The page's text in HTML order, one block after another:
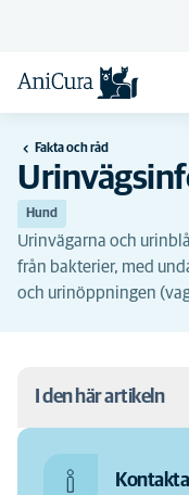
Fakta och råd
Hund
Urinvägarna och
från bakterier, med
och urinöppningen
I den här artikeln